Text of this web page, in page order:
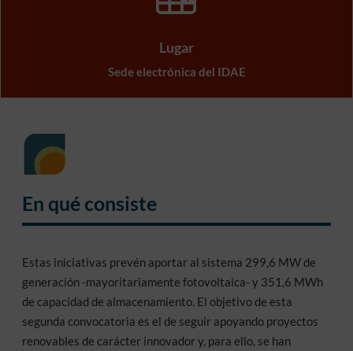
Lugar
Sede electrónica del IDAE
En qué consiste
Estas iniciativas prevén aportar al sistema 299,6 MW de
generación -mayoritariamente fotovoltaica- y 351,6 MWh
de capacidad de almacenamiento. El objetivo de esta
segunda convocatoria es el de seguir apoyando proyectos
renovables de carácter innovador y, para ello, se han